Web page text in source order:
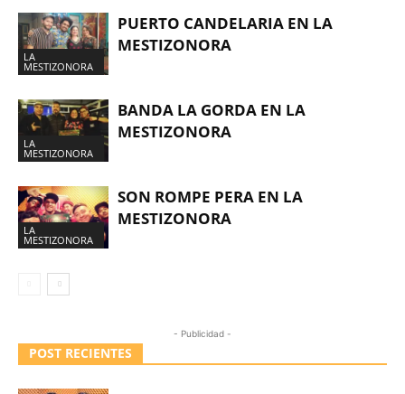
LA
MESTIZONORA
PUERTO CANDELARIA EN LA
MESTIZONORA
LA
MESTIZONORA
BANDA LA GORDA EN LA
MESTIZONORA
LA
MESTIZONORA
SON ROMPE PERA EN LA
MESTIZONORA
- Publicidad -
POST RECIENTES